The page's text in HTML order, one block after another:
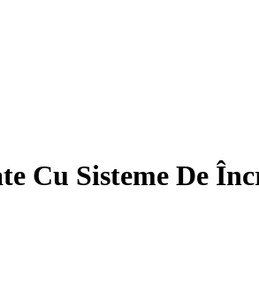
Cu Sisteme De